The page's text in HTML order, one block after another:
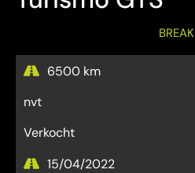
BREAK
6500 km
nvt
Verkocht
15/04/2022